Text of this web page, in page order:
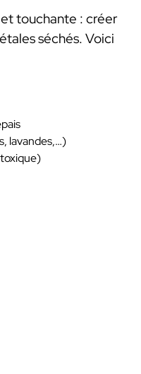
touchante : créer
séchés. Voici
lavandes,…)